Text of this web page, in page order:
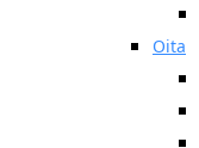
Oita